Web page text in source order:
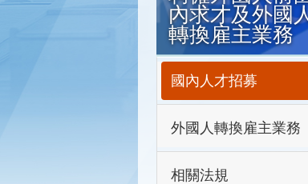
內求才及外國
轉換雇主業務
國內人才招募
外國人轉換雇主業務
相關法規